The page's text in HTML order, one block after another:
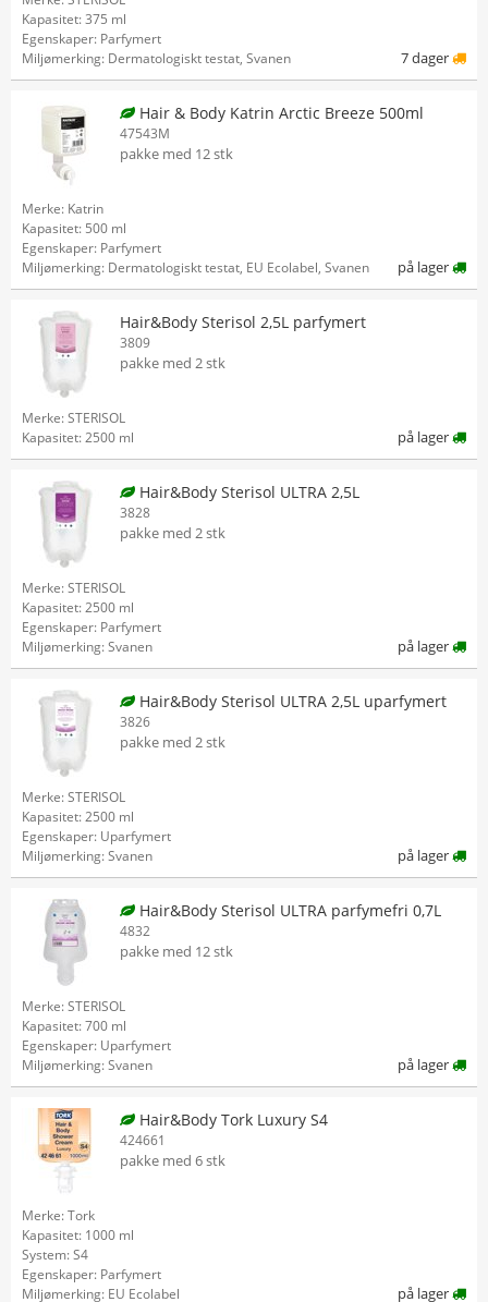
Kapasitet: 375 ml
Egenskaper: Parfymert
Miljømerking: Dermatologiskt testat, Svanen
7 dager
Hair & Body Katrin Arctic Breeze 500ml
47543M
pakke med 12 stk
Merke: Katrin
Kapasitet: 500 ml
Egenskaper: Parfymert
Miljømerking: Dermatologiskt testat, EU Ecolabel, Svanen
på lager
Hair&Body Sterisol 2,5L parfymert
3809
pakke med 2 stk
Merke: STERISOL
Kapasitet: 2500 ml
på lager
Hair&Body Sterisol ULTRA 2,5L
3828
pakke med 2 stk
Merke: STERISOL
Kapasitet: 2500 ml
Egenskaper: Parfymert
Miljømerking: Svanen
på lager
Hair&Body Sterisol ULTRA 2,5L uparfymert
3826
pakke med 2 stk
Merke: STERISOL
Kapasitet: 2500 ml
Egenskaper: Uparfymert
Miljømerking: Svanen
på lager
Hair&Body Sterisol ULTRA parfymefri 0,7L
4832
pakke med 12 stk
Merke: STERISOL
Kapasitet: 700 ml
Egenskaper: Uparfymert
Miljømerking: Svanen
på lager
Hair&Body Tork Luxury S4
424661
pakke med 6 stk
Merke: Tork
Kapasitet: 1000 ml
System: S4
Egenskaper: Parfymert
Miljømerking: EU Ecolabel
på lager